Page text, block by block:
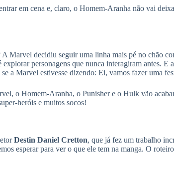
em cena e, claro, o Homem-Aranha não vai
Marvel decidiu seguir uma linha mais pé no chão
explorar personagens que nunca interagiram antes.
a Marvel estivesse dizendo: Ei, vamos fazer uma
o Homem-Aranha, o Punisher e o Hulk vão
heróis e muitos socos!
Destin Daniel Cretton, que já fez um trabalho
esperar para ver o que ele tem na manga. O